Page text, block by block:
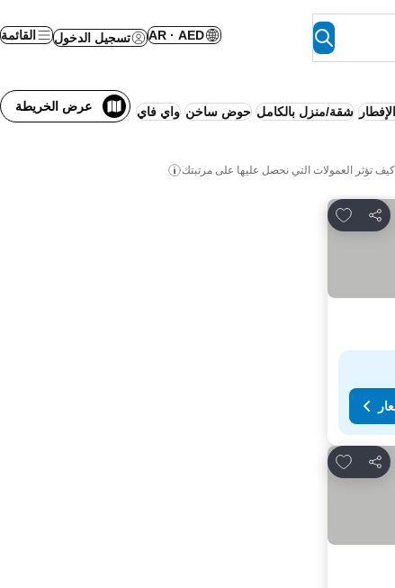
AR · AED تسجيل الدخول القائمة
شقة/منزل بالكامل حوض ساخن واي فاي عرض الخريطة
كيف تؤثر العمولات التي نحصل عليها على مرتبتك
مشاركة
Add to favorites
مشاركة
Add to favorites